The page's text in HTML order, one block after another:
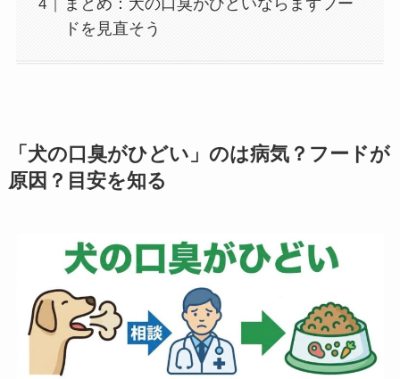
まとめ：犬の口臭がひどいならまずフー
ドを見直そう
「犬の口臭がひどい」のは病気？フードが
原因？目安を知る